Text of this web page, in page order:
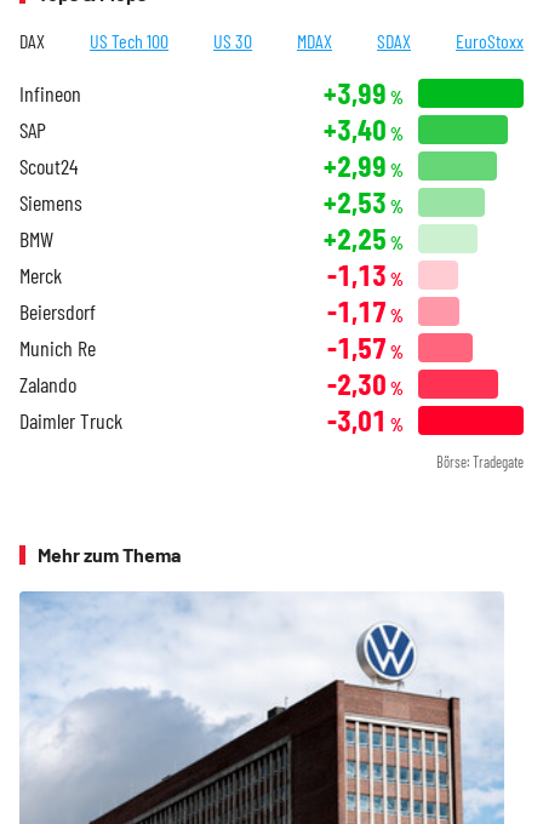
DAX US Tech 100 US 30 MDAX SDAX EuroStoxx
Infineon +3,99 %
SAP +3,40 %
Scout24 +2,99 %
Siemens +2,53 %
BMW +2,25 %
Merck -1,13 %
Beiersdorf -1,17 %
Munich Re -1,57 %
Zalando -2,30 %
Daimler Truck -3,01 %
Börse: Tradegate
Mehr zum Thema